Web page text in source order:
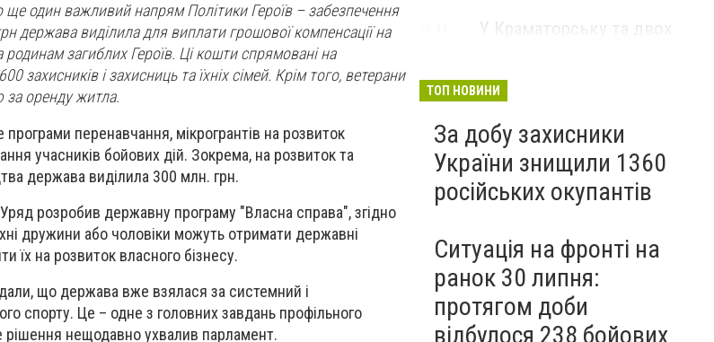
один важливий напрям Політики Героїв – забезпечення
держава виділила для виплати грошової компенсації на
загиблих Героїв. Ці кошти спрямовані на
і захисниць та їхніх сімей. Крім того, ветерани
за оренду житла.
перенавчання, мікрогрантів на розвиток
учасників бойових дій. Зокрема, на розвиток та
держава виділила 300 млн. грн.
розробив державну програму "Власна справа", згідно
дружини або чоловіки можуть отримати державні
їх на розвиток власного бізнесу.
що держава вже взялася за системний і
спорту. Це – одне з головних завдань профільного
рішення нещодавно ухвалив парламент.
У Краматорську та двох
евакуацію дітей із
ТОП НОВИНИ
За добу захисники
України знищили 1360
російських окупантів
Ситуація на фронті на
ранок 30 липня:
протягом доби
відбулося 238 бойових